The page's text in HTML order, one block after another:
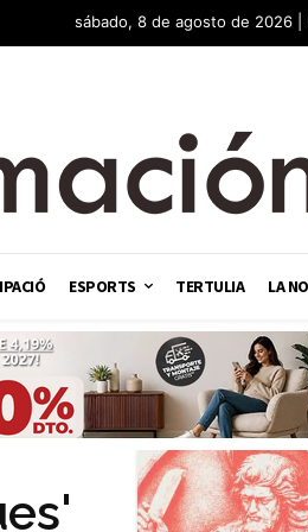
sábado, 8 de agosto de 2026 |
ESPORTS TERTULIA LA